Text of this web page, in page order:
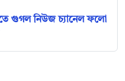
গুগল নিউজ চ্যানেল ফলো